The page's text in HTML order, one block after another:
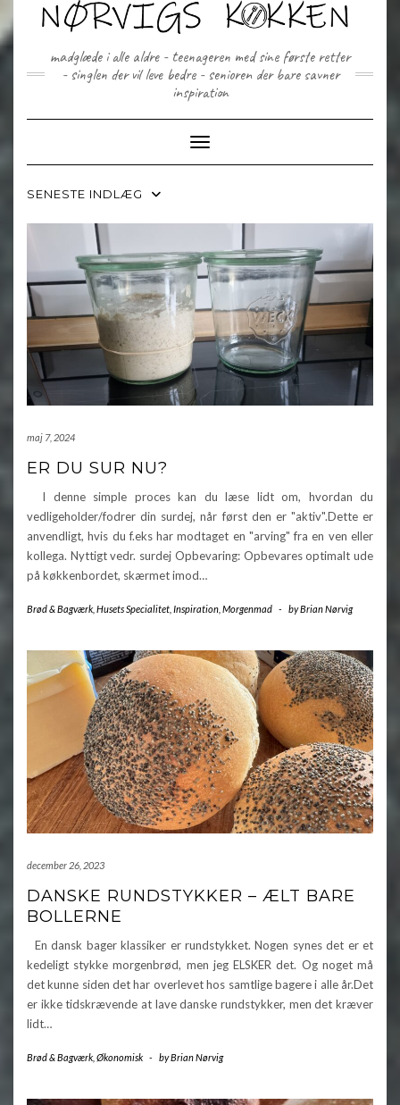
content
madglæde i alle aldre - teenageren med sine første retter
- singlen der vil leve bedre - senioren der bare savner
inspiration
Toggle Navigation
SENESTE INDLÆG
maj 7, 2024
ER DU SUR NU?
I denne simple proces kan du læse lidt om, hvordan du
vedligeholder/fodrer din surdej, når først den er "aktiv".Dette er
anvendligt, hvis du f.eks har modtaget en "arving" fra en ven eller
kollega. Nyttigt vedr. surdej Opbevaring: Opbevares optimalt ude
på køkkenbordet, skærmet imod…
Brød & Bagværk Husets Specialitet Inspiration Morgenmad - byBrian Nørvig
december 26, 2023
DANSKE RUNDSTYKKER – ÆLT BARE
BOLLERNE
En dansk bager klassiker er rundstykket. Nogen synes det er et
kedeligt stykke morgenbrød, men jeg ELSKER det. Og noget må
det kunne siden det har overlevet hos samtlige bagere i alle år.Det
er ikke tidskrævende at lave danske rundstykker, men det kræver
lidt…
Brød & Bagværk Økonomisk - byBrian Nørvig